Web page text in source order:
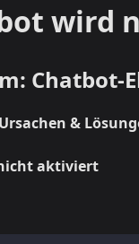
wird
Chatbot-
&
aktiviert